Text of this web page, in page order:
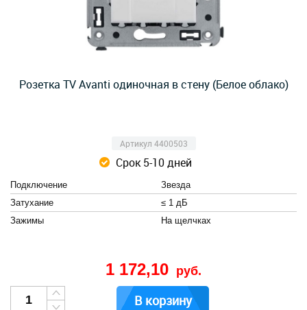
Розетка TV Avanti одиночная в стену (Белое облако)
Артикул 4400503
Срок 5-10 дней
Подключение
Звезда
Затухание
≤ 1 дБ
Зажимы
На щелчках
1 172,10 руб.
В корзину